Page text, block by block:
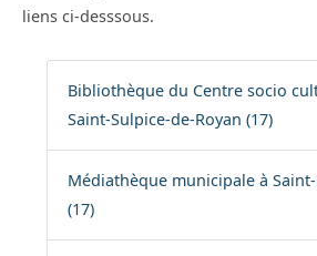
liens ci-desssous.
Bibliothèque du Centre socio
Saint-Sulpice-de-Royan (17)
Médiathèque municipale à
(17)